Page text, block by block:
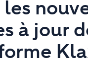
les
à jour